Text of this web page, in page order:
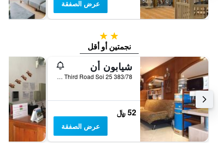
عرض الصفقة
2 نجمتين
نجمتين أو أقل
شيابون أن
383/78 Moo 9 Soi Chaiyapoon, Third Road Soi 25, باتايا, تايلاند
52 ﷼
عرض الصفقة